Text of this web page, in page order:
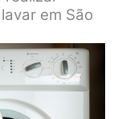
em São